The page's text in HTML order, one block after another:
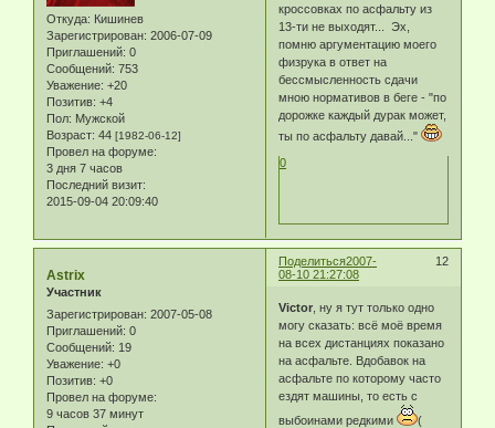
Откуда: Кишинев
Зарегистрирован: 2006-07-09
Приглашений: 0
Сообщений: 753
Уважение: +20
Позитив: +4
Пол: Мужской
Возраст: 44 [1982-06-12]
Провел на форуме:
3 дня 7 часов
Последний визит:
2015-09-04 20:09:40
кроссовках по асфальту из
13-ти не выходят... Эх,
помню аргументацию моего
физрука в ответ на
бессмысленность сдачи
мною нормативов в беге - "по
дорожке каждый дурак может,
ты по асфальту давай..."
0
Поделиться 12
2007-
08-10 21:27:08
Astrix
Участник
Зарегистрирован: 2007-05-08
Приглашений: 0
Сообщений: 19
Уважение: +0
Позитив: +0
Провел на форуме:
9 часов 37 минут
Victor , ну я тут только одно
могу сказать: всё моё время
на всех дистанциях показано
на асфальте. Вдобавок на
асфальте по которому часто
ездят машины, то есть с
выбоинами редкими
(